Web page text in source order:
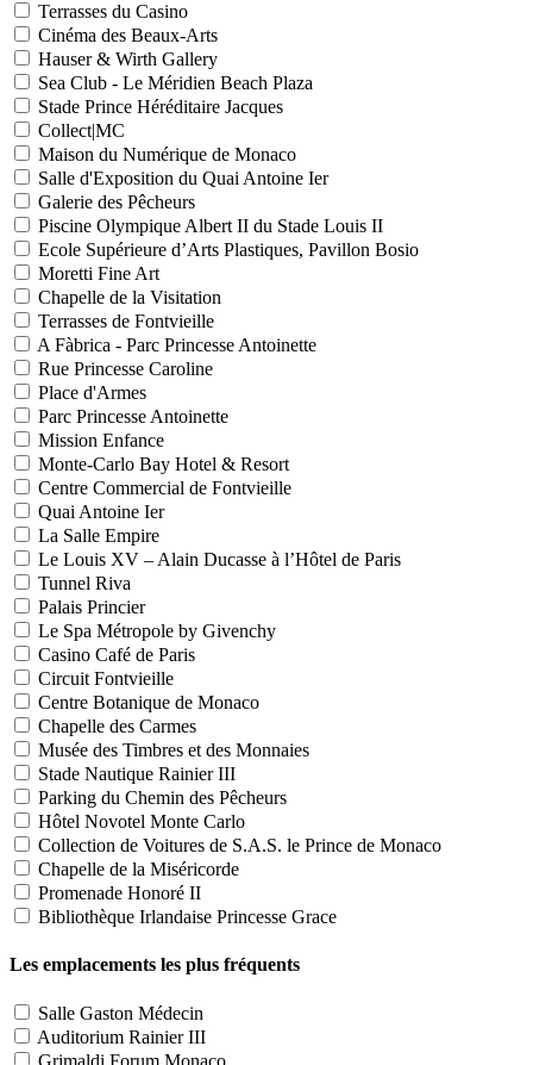
Terrasses du Casino
Cinéma des Beaux-Arts
Hauser & Wirth Gallery
Sea Club - Le Méridien Beach Plaza
Stade Prince Héréditaire Jacques
Collect|MC
Maison du Numérique de Monaco
Salle d'Exposition du Quai Antoine Ier
Galerie des Pêcheurs
Piscine Olympique Albert II du Stade Louis II
Ecole Supérieure d’Arts Plastiques, Pavillon Bosio
Moretti Fine Art
Chapelle de la Visitation
Terrasses de Fontvieille
A Fàbrica - Parc Princesse Antoinette
Rue Princesse Caroline
Place d'Armes
Parc Princesse Antoinette
Mission Enfance
Monte-Carlo Bay Hotel & Resort
Centre Commercial de Fontvieille
Quai Antoine Ier
La Salle Empire
Le Louis XV – Alain Ducasse à l’Hôtel de Paris
Tunnel Riva
Palais Princier
Le Spa Métropole by Givenchy
Casino Café de Paris
Circuit Fontvieille
Centre Botanique de Monaco
Chapelle des Carmes
Musée des Timbres et des Monnaies
Stade Nautique Rainier III
Parking du Chemin des Pêcheurs
Hôtel Novotel Monte Carlo
Collection de Voitures de S.A.S. le Prince de Monaco
Chapelle de la Miséricorde
Promenade Honoré II
Bibliothèque Irlandaise Princesse Grace
Les emplacements les plus fréquents
Salle Gaston Médecin
Auditorium Rainier III
Grimaldi Forum Monaco